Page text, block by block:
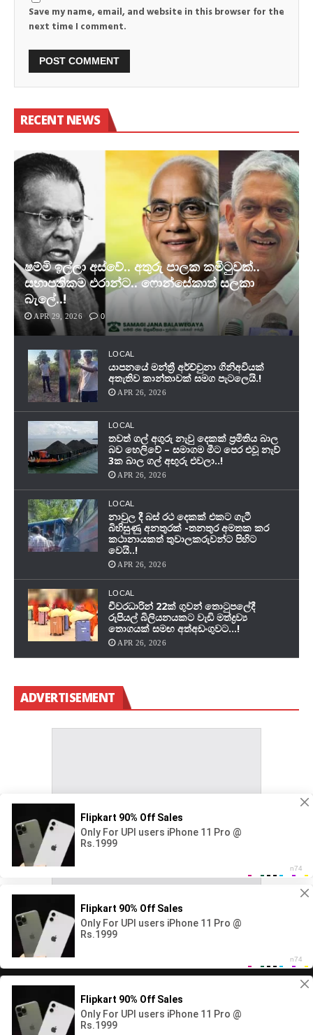
Save my name, email, and website in this browser for the
next time I comment.
RECENT NEWS
ෂම්මි ඉල්ලා අස්වේ.. අතුරු පාලක කමිටුවක්..
සභාපතිකම එරාන්ට.. ෆොන්සේකාත් සලකා
බැලේ..!
APR 29, 2026 0
LOCAL
යාපනයේ මන්ත්‍රී අර්ච්චුනා ගිනිඅවියක්
අතැතිව කාන්තාවක් සමග පැටලෙයි.!
APR 26, 2026
LOCAL
තවත් ගල් අගුරු නැවු දෙකක් ප‍්‍රමිතිය බාල
බව හෙලිවේ – සමාගම මීට පෙර එවූ නැව්
3ක බාල ගල් අඟුරු එවලා..!
APR 26, 2026
LOCAL
නාවුල දී බස් රථ දෙකක් එකට ගැටී
බිහිසුණු අනතුරක් -තනතුර අමතක කර
කථානායකත් තුවාලකරුවන්ට පිහිට
වෙයි..!
APR 26, 2026
LOCAL
චීවරධාරින් 22ක් ගුවන් තොටුපලේදී
රුපියල් බිලියනයකට වැඩි මත්ද්‍රව්‍ය
තොගයක් සමඟ අත්අඩංගුවට…!
APR 26, 2026
ADVERTISEMENT
Copyright All rights reserved Ape Rata.net 2026©
Home
Local Life Style Cultivate and Gardening
Entertainment Sports Featured Technology